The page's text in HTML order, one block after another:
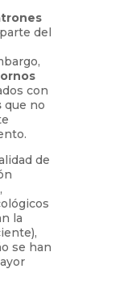
del
con
que no
de
la
se han